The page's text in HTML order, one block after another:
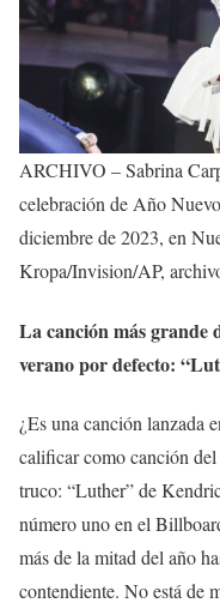
ARCHIVO – Sabrina
celebración de Año
diciembre de 2023, en
Kropa/Invision/AP,
La canción más grande
verano por defecto:
¿Es una canción lanzada
calificar como canción del
truco: “Luther” de
número uno en el
más de la mitad del año
contendiente. No está de